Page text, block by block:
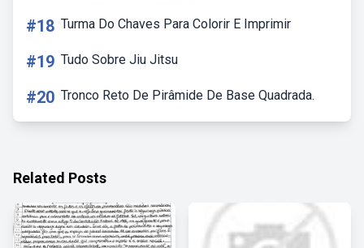
#18 Turma Do Chaves Para Colorir E Imprimir
#19 Tudo Sobre Jiu Jitsu
#20 Tronco Reto De Pirâmide De Base Quadrada.
Related Posts